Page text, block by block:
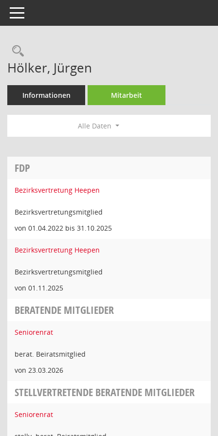
Toggle navigation
Rechercheauswahl
Hölker, Jürgen
Informationen Mitarbeit
Alle Daten
FDP
Bezirksvertretung Heepen
Bezirksvertretungsmitglied
von 01.04.2022 bis 31.10.2025
Bezirksvertretung Heepen
Bezirksvertretungsmitglied
von 01.11.2025
BERATENDE MITGLIEDER
Seniorenrat
berat. Beiratsmitglied
von 23.03.2026
STELLVERTRETENDE BERATENDE MITGLIEDER
Seniorenrat